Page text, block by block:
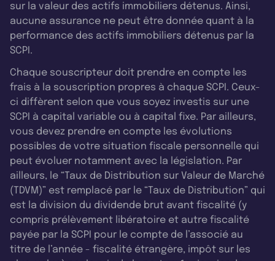
sur la valeur des actifs immobiliers détenus. Ainsi,
aucune assurance ne peut être donnée quant à la
performance des actifs immobiliers détenus par la
SCPI.
Chaque souscripteur doit prendre en compte les
frais à la souscription propres à chaque SCPI. Ceux-
ci diffèrent selon que vous soyez investis sur une
SCPI à capital variable ou à capital fixe. Par ailleurs,
vous devez prendre en compte les évolutions
possibles de votre situation fiscale personnelle qui
peut évoluer notamment avec la législation. Par
ailleurs, le “Taux de Distribution sur Valeur de Marché
(TDVM)” est remplacé par le “Taux de Distribution” qui
est la division du dividende brut avant fiscalité (y
compris prélèvement libératoire et autre fiscalité
payée par la SCPI pour le compte de l’associé au
titre de l’année - fiscalité étrangère, impôt sur les